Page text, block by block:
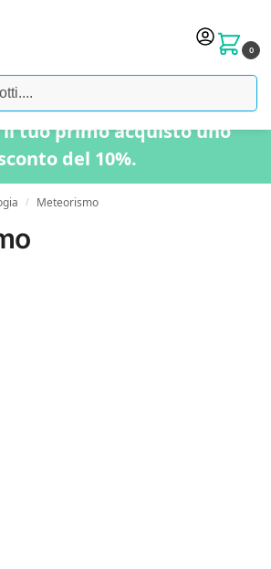
0
nel carrello e
tuo primo acquisto uno
del 10%.
/ Meteorismo